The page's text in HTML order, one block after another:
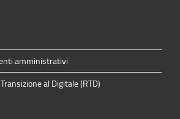
amministrativi
al Digitale (RTD)